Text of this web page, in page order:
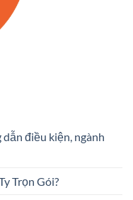
điều kiện, ngành
Trọn Gói?